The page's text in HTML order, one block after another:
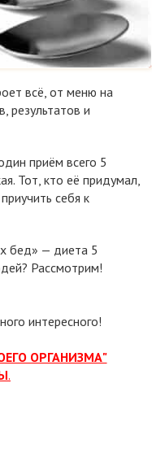
всё, от меню на
результатов и
приём всего 5
Тот, кто её придумал,
себя к
бед» — диета 5
Рассмотрим!
интересного!
ОРГАНИЗМА"
.